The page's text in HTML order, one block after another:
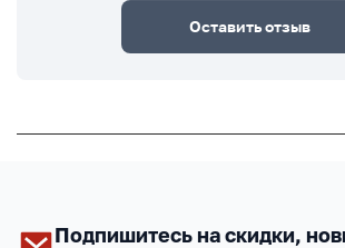
Оставить отзыв
Подпишитесь на скидки,